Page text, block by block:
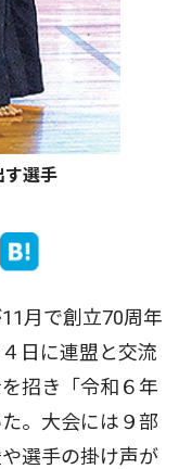
す選手
月で創立70周年
日に連盟と交流
招き「令和６年
。大会には９部
選手の掛け声が